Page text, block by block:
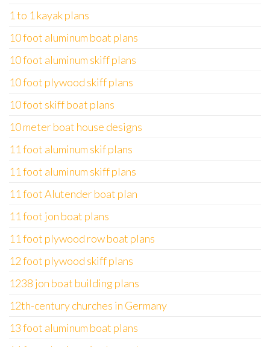
1 to 1 kayak plans
10 foot aluminum boat plans
10 foot aluminum skiff plans
10 foot plywood skiff plans
10 foot skiff boat plans
10 meter boat house designs
11 foot aluminum skif plans
11 foot aluminum skiff plans
11 foot Alutender boat plan
11 foot jon boat plans
11 foot plywood row boat plans
12 foot plywood skiff plans
1238 jon boat building plans
12th-century churches in Germany
13 foot aluminum boat plans